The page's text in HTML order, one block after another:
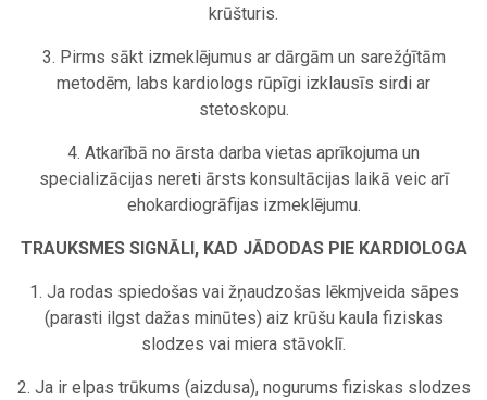
krūšturis.
3. Pirms sākt izmeklējumus ar dārgām un sarežģītām
metodēm, labs kardiologs rūpīgi izklausīs sirdi ar
stetoskopu.
4. Atkarībā no ārsta darba vietas aprīkojuma un
specializācijas nereti ārsts konsultācijas laikā veic arī
ehokardiogrāfijas izmeklējumu.
TRAUKSMES SIGNĀLI, KAD JĀDODAS PIE KARDIOLOGA
1. Ja rodas spiedošas vai žņaudzošas lēkmjveida sāpes
(parasti ilgst dažas minūtes) aiz krūšu kaula fiziskas
slodzes vai miera stāvoklī.
2. Ja ir elpas trūkums (aizdusa), nogurums fiziskas slodzes